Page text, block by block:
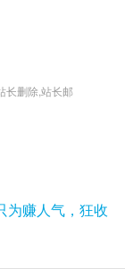
长删除,站长邮
为赚人气，狂收